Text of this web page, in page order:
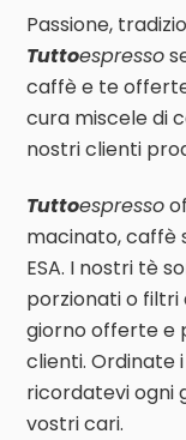
Passione,
Tuttoespresso
caffè e te
cura miscele di
nostri clienti
Tuttoespresso
macinato, caffè
ESA. I nostri tè
porzionati o filtri
giorno offerte e
clienti. Ordinate
ricordatevi ogni
vostri cari.